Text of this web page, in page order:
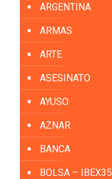
ARGENTINA
ARMAS
ARTE
ASESINATO
AYUSO
AZNAR
BANCA
BOLSA – IBEX35